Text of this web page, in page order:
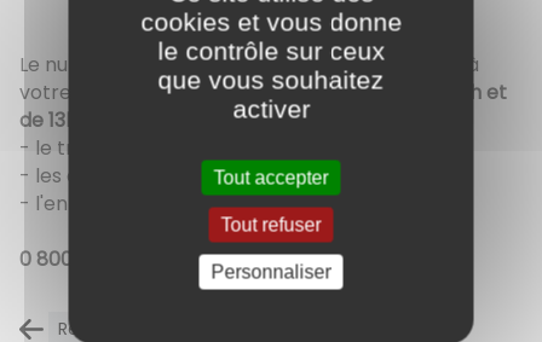
Le numéro vert de la communauté urbaine est à
votre disposition, dulundi au vendredi de 8h à 12h et
de 13h30 à 17h
, pour toute question sur :
- le tri et la collecte des déchets
- les déchetteries
​​​​​​​- l'entretien et la propreté de la voirie
0 800 216 316
Retour à la liste des carnets d'adresses
cookies et vous donne
le contrôle sur ceux
que vous souhaitez
activer
Tout accepter
Tout refuser
Personnaliser